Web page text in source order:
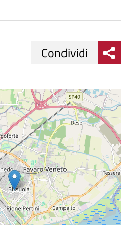
su
Facebook
Condividi
su
Twitter
Condividi
su
Google
Plus
Condividi
su
Whatsapp
Condividi